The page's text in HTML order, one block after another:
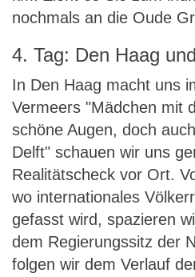
nochmals an die Oude
4. Tag: Den Haag
In Den Haag macht uns
Vermeers "Mädchen mit
schöne Augen, doch
Delft" schauen wir uns
Realitätscheck vor Ort.
wo internationales
gefasst wird, spazieren
dem Regierungssitz der
folgen wir dem Verlauf